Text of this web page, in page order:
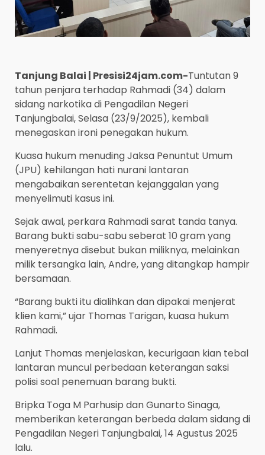
Tanjung Balai | Presisi24jam.com-Tuntutan 9
tahun penjara terhadap Rahmadi (34) dalam
sidang narkotika di Pengadilan Negeri
Tanjungbalai, Selasa (23/9/2025), kembali
menegaskan ironi penegakan hukum.
Kuasa hukum menuding Jaksa Penuntut Umum
(JPU) kehilangan hati nurani lantaran
mengabaikan serentetan kejanggalan yang
menyelimuti kasus ini.
Sejak awal, perkara Rahmadi sarat tanda tanya.
Barang bukti sabu-sabu seberat 10 gram yang
menyeretnya disebut bukan miliknya, melainkan
milik tersangka lain, Andre, yang ditangkap hampir
bersamaan.
“Barang bukti itu dialihkan dan dipakai menjerat
klien kami,” ujar Thomas Tarigan, kuasa hukum
Rahmadi.
Lanjut Thomas menjelaskan, kecurigaan kian tebal
lantaran muncul perbedaan keterangan saksi
polisi soal penemuan barang bukti.
Bripka Toga M Parhusip dan Gunarto Sinaga,
memberikan keterangan berbeda dalam sidang di
Pengadilan Negeri Tanjungbalai, 14 Agustus 2025
lalu.